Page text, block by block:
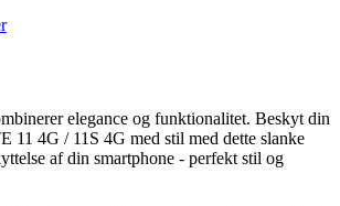
elegance og funktionalitet. Beskyt din
11 4G / 11S 4G med stil med dette slanke
af din smartphone - perfekt stil og